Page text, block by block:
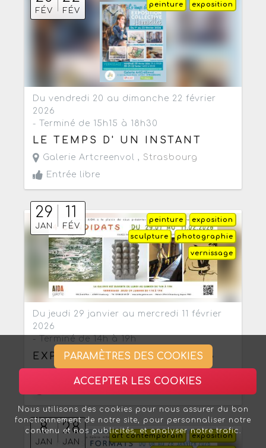
FÉV FÉV
exposition
peinture
Du vendredi 20 au dimanche 22 février
2026
- Terminé de 15h15 à 18h30
LE TEMPS D' UN INSTANT
Galerie Artcreenvol , Strasbourg
Entrée libre
29
JAN
11
FÉV
exposition
peinture
photographie
sculpture
vernissage
Du jeudi 29 janvier au mercredi 11 février
2026
- Terminé de 14h à 19h
EXPOSITION « CANDIDATS »
8
JAN
28
JAN
exposition
art contemporain
PARAMÈTRES DES COOKIES
ACCEPTER LES COOKIES
Nous utilisons des cookies pour nous assurer du bon
fonctionnement de notre site, pour personnaliser notre
contenu et nos publicités, et analyser notre trafic.